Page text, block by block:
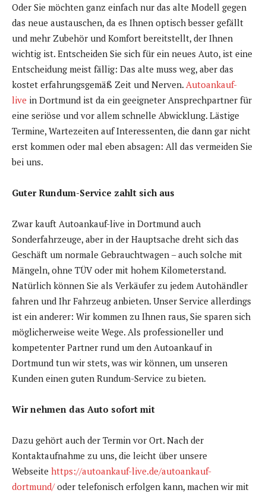
Oder Sie möchten ganz einfach nur das alte Modell gegen
das neue austauschen, da es Ihnen optisch besser gefällt
und mehr Zubehör und Komfort bereitstellt, der Ihnen
wichtig ist. Entscheiden Sie sich für ein neues Auto, ist eine
Entscheidung meist fällig: Das alte muss weg, aber das
kostet erfahrungsgemäß Zeit und Nerven. Autoankauf-
live in Dortmund ist da ein geeigneter Ansprechpartner für
eine seriöse und vor allem schnelle Abwicklung. Lästige
Termine, Wartezeiten auf Interessenten, die dann gar nicht
erst kommen oder mal eben absagen: All das vermeiden Sie
bei uns.
Guter Rundum-Service zahlt sich aus
Zwar kauft Autoankauf-live in Dortmund auch
Sonderfahrzeuge, aber in der Hauptsache dreht sich das
Geschäft um normale Gebrauchtwagen – auch solche mit
Mängeln, ohne TÜV oder mit hohem Kilometerstand.
Natürlich können Sie als Verkäufer zu jedem Autohändler
fahren und Ihr Fahrzeug anbieten. Unser Service allerdings
ist ein anderer: Wir kommen zu Ihnen raus, Sie sparen sich
möglicherweise weite Wege. Als professioneller und
kompetenter Partner rund um den Autoankauf in
Dortmund tun wir stets, was wir können, um unseren
Kunden einen guten Rundum-Service zu bieten.
Wir nehmen das Auto sofort mit
Dazu gehört auch der Termin vor Ort. Nach der
Kontaktaufnahme zu uns, die leicht über unsere
Webseite https://autoankauf-live.de/autoankauf-
dortmund/oder telefonisch erfolgen kann, machen wir mit